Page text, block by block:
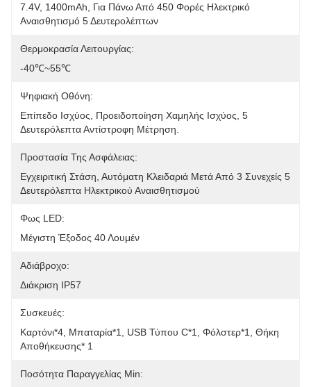
7.4V, 1400mAh, Για Πάνω Από 450 Φορές Ηλεκτρικό
Αναισθητισμό 5 Δευτερολέπτων
Θερμοκρασία Λειτουργίας:
-40℃~55℃
Ψηφιακή Οθόνη:
Επίπεδο Ισχύος, Προειδοποίηση Χαμηλής Ισχύος, 5
Δευτερόλεπτα Αντίστροφη Μέτρηση.
Προστασία Της Ασφάλειας:
Εγχειριτική Στάση, Αυτόματη Κλειδαριά Μετά Από 3 Συνεχείς 5
Δευτερόλεπτα Ηλεκτρικού Αναισθητισμού
Φως LED:
Μέγιστη Έξοδος 40 Λουμέν
Αδιάβροχο:
Διάκριση IP57
Συσκευές:
Καρτόνι*4, Μπαταρία*1, USB Τύπου C*1, Φόλστερ*1, Θήκη
Αποθήκευσης* 1
Ποσότητα Παραγγελίας Min: